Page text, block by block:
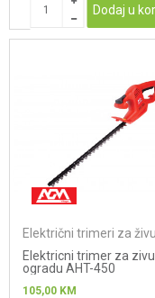
Dodaj u
Električni trimeri za živu
Elektricni trimer za zivu
ogradu AHT-450
105,00 KM